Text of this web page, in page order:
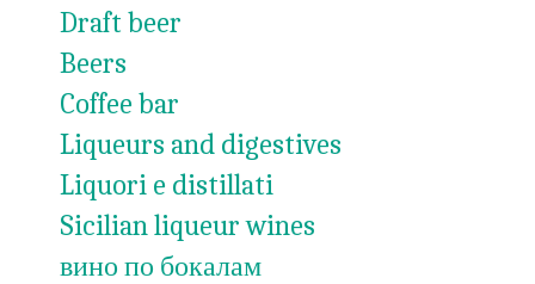
Draft beer
Beers
Coffee bar
Liqueurs and digestives
Liquori e distillati
Sicilian liqueur wines
вино по бокалам